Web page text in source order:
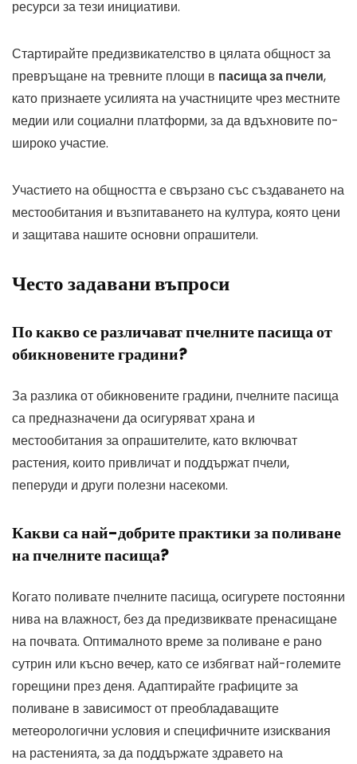
ресурси за тези инициативи.
Стартирайте предизвикателство в цялата общност за
превръщане на тревните площи в пасища за пчели,
като признаете усилията на участниците чрез местните
медии или социални платформи, за да вдъхновите по-
широко участие.
Участието на общността е свързано със създаването на
местообитания и възпитаването на култура, която цени
и защитава нашите основни опрашители.
Често задавани въпроси
По какво се различават пчелните пасища от
обикновените градини?
За разлика от обикновените градини, пчелните пасища
са предназначени да осигуряват храна и
местообитания за опрашителите, като включват
растения, които привличат и поддържат пчели,
пеперуди и други полезни насекоми.
Какви са най-добрите практики за поливане
на пчелните пасища?
Когато поливате пчелните пасища, осигурете постоянни
нива на влажност, без да предизвиквате пренасищане
на почвата. Оптималното време за поливане е рано
сутрин или късно вечер, като се избягват най-големите
горещини през деня. Адаптирайте графиците за
поливане в зависимост от преобладаващите
метеорологични условия и специфичните изисквания
на растенията, за да поддържате здравето на